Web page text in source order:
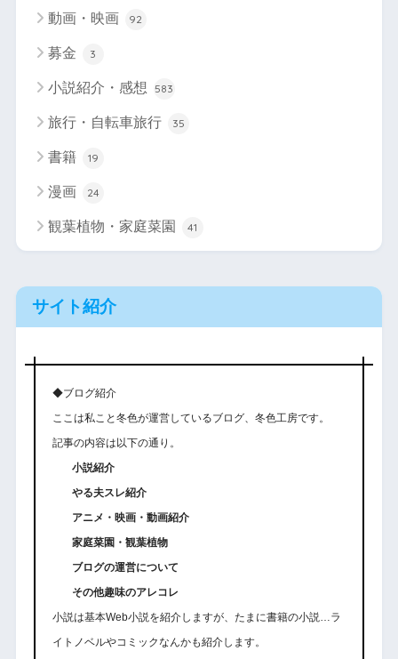
動画・映画 92
募金 3
小説紹介・感想 583
旅行・自転車旅行 35
書籍 19
漫画 24
観葉植物・家庭菜園 41
サイト紹介
◆ブログ紹介
ここは私こと冬色が運営しているブログ、冬色工房です。
記事の内容は以下の通り。
小説紹介
やる夫スレ紹介
アニメ・映画・動画紹介
家庭菜園・観葉植物
ブログの運営について
その他趣味のアレコレ
小説は基本Web小説を紹介しますが、たまに書籍の小説…ラ
イトノベルやコミックなんかも紹介します。